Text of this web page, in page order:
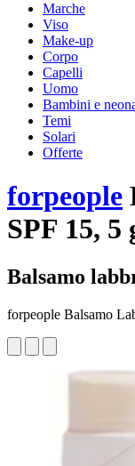
Marche
Viso
Make-up
Corpo
Capelli
Uomo
Bambini e
Temi
Solari
Offerte
forpeople
SPF 15, 5
Balsamo
forpeople Balsamo